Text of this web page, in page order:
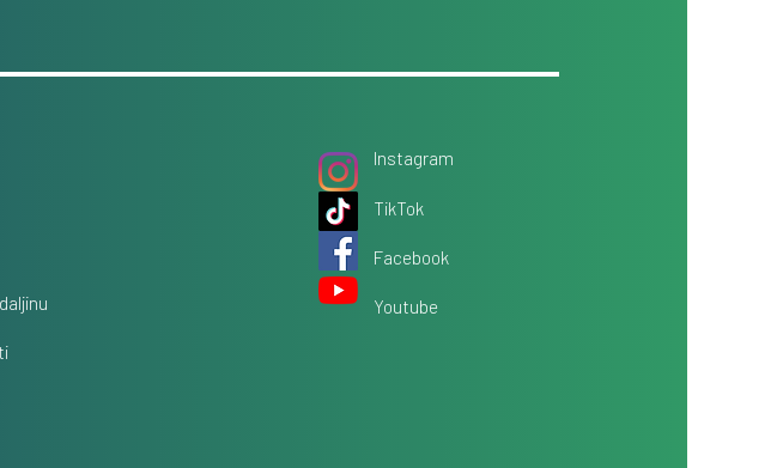
Instagram
TikTok
Facebook
Youtube